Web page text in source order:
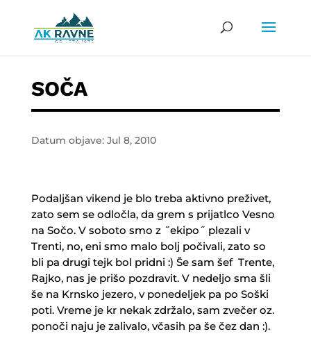
SOČA
Datum objave: Jul 8, 2010
Podaljšan vikend je blo treba aktivno preživet,
zato sem se odločla, da grem s prijatlco Vesno
na Sočo. V soboto smo z ˝ekipo˝ plezali v
Trenti, no, eni smo malo bolj počivali, zato so
bli pa drugi tejk bol pridni :) Še sam šef Trente,
Rajko, nas je prišo pozdravit. V nedeljo sma šli
še na Krnsko jezero, v ponedeljek pa po Soški
poti. Vreme je kr nekak zdržalo, sam zvečer oz.
ponoči naju je zalivalo, včasih pa še čez dan :).